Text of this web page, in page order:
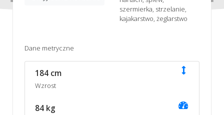
szermierka, strzelanie,
kajakarstwo, żeglarstwo
Dane metryczne
184 cm
Wzrost
84 kg